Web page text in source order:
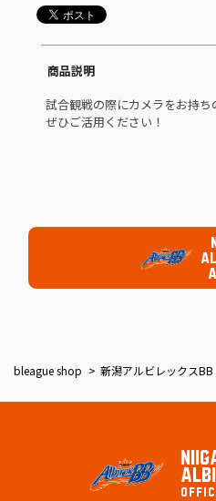
商品説明
試合観戦の際にカメラをお持ち
ぜひご活用ください！
bleague shop 新潟アルビレックスBB